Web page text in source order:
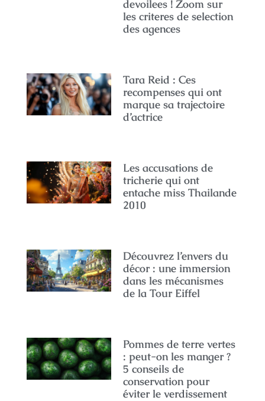
devoilees ! Zoom sur
les criteres de selection
des agences
Tara Reid : Ces
recompenses qui ont
marque sa trajectoire
d’actrice
Les accusations de
tricherie qui ont
entache miss Thailande
2010
Découvrez l’envers du
décor : une immersion
dans les mécanismes
de la Tour Eiffel
Pommes de terre vertes
: peut-on les manger ?
5 conseils de
conservation pour
éviter le verdissement